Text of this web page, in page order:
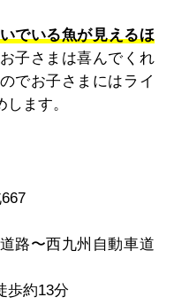
でいる魚が見えるほ
子さまは喜んでくれ
でお子さまにはライ
ます。
路〜西九州自動車道
歩約13分